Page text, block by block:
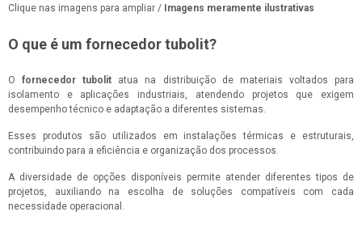
Clique nas imagens para ampliar / Imagens meramente ilustrativas
O que é um fornecedor tubolit?
Ofornecedor tubolit atua na distribuição de materiais voltados para
isolamento e aplicações industriais, atendendo projetos que exigem
desempenho técnico e adaptação a diferentes sistemas.
Esses produtos são utilizados em instalações térmicas e estruturais,
contribuindo para a eficiência e organização dos processos.
A diversidade de opções disponíveis permite atender diferentes tipos de
projetos, auxiliando na escolha de soluções compatíveis com cada
necessidade operacional.